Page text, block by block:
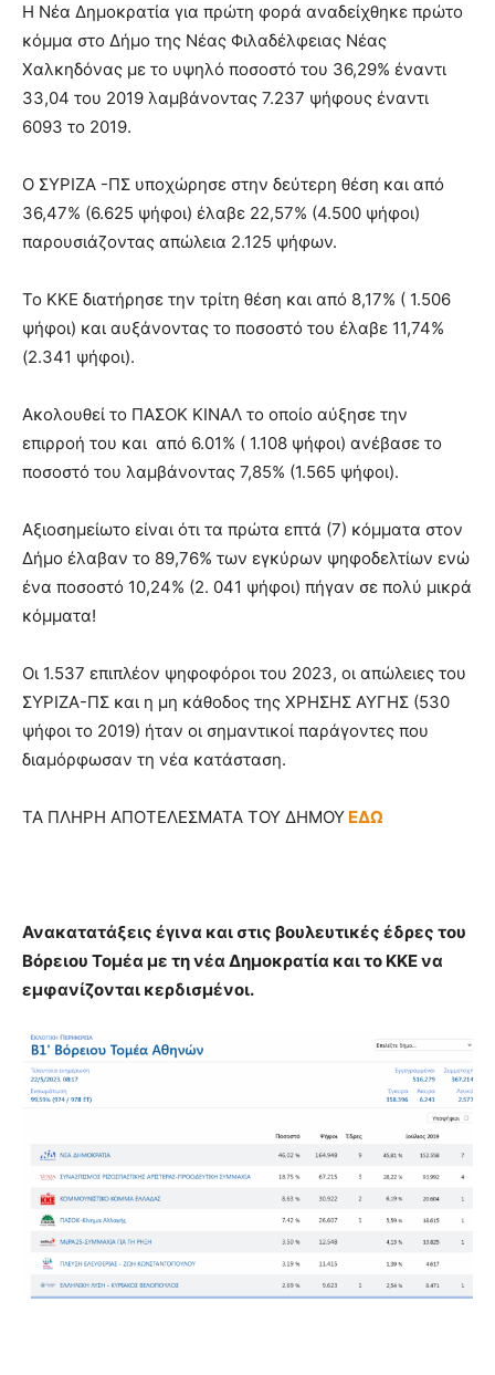
Η Νέα Δημοκρατία για πρώτη φορά αναδείχθηκε πρώτο
κόμμα στο Δήμο της Νέας Φιλαδέλφειας Νέας
Χαλκηδόνας με το υψηλό ποσοστό του 36,29% έναντι
33,04 του 2019 λαμβάνοντας 7.237 ψήφους έναντι
6093 το 2019.
Ο ΣΥΡΙΖΑ -ΠΣ υποχώρησε στην δεύτερη θέση και από
36,47% (6.625 ψήφοι) έλαβε 22,57% (4.500 ψήφοι)
παρουσιάζοντας απώλεια 2.125 ψήφων.
Το ΚΚΕ διατήρησε την τρίτη θέση και από 8,17% ( 1.506
ψήφοι) και αυξάνοντας το ποσοστό του έλαβε 11,74%
(2.341 ψήφοι).
Ακολουθεί το ΠΑΣΟΚ ΚΙΝΑΛ το οποίο αύξησε την
επιρροή του και από 6.01% ( 1.108 ψήφοι) ανέβασε το
ποσοστό του λαμβάνοντας 7,85% (1.565 ψήφοι).
Αξιοσημείωτο είναι ότι τα πρώτα επτά (7) κόμματα στον
Δήμο έλαβαν το 89,76% των εγκύρων ψηφοδελτίων ενώ
ένα ποσοστό 10,24% (2. 041 ψήφοι) πήγαν σε πολύ μικρά
κόμματα!
Οι 1.537 επιπλέον ψηφοφόροι του 2023, οι απώλειες του
ΣΥΡΙΖΑ-ΠΣ και η μη κάθοδος της ΧΡΗΣΗΣ ΑΥΓΗΣ (530
ψήφοι το 2019) ήταν οι σημαντικοί παράγοντες που
διαμόρφωσαν τη νέα κατάσταση.
ΤΑ ΠΛΗΡΗ ΑΠΟΤΕΛΕΣΜΑΤΑ ΤΟΥ ΔΗΜΟΥ ΕΔΩ
Ανακατατάξεις έγινα και στις βουλευτικές έδρες του
Βόρειου Τομέα με τη νέα Δημοκρατία και το ΚΚΕ να
εμφανίζονται κερδισμένοι.